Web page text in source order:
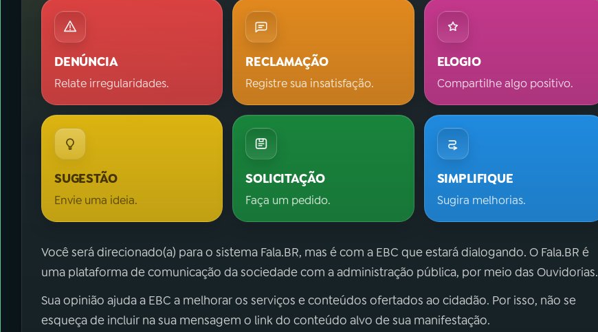
DENÚNCIA
Relate irregularidades.
RECLAMAÇÃO
Registre sua insatisfação.
ELOGIO
Compartilhe algo positivo.
SUGESTÃO
Envie uma ideia.
SOLICITAÇÃO
Faça um pedido.
SIMPLIFIQUE
Sugira melhorias.
Você será direcionado(a) para o sistema Fala.BR, mas é com a EBC que estará dialogando. O Fala.BR é
uma plataforma de comunicação da sociedade com a administração pública, por meio das Ouvidorias.
Sua opinião ajuda a EBC a melhorar os serviços e conteúdos ofertados ao cidadão. Por isso, não se
esqueça de incluir na sua mensagem o link do conteúdo alvo de sua manifestação.